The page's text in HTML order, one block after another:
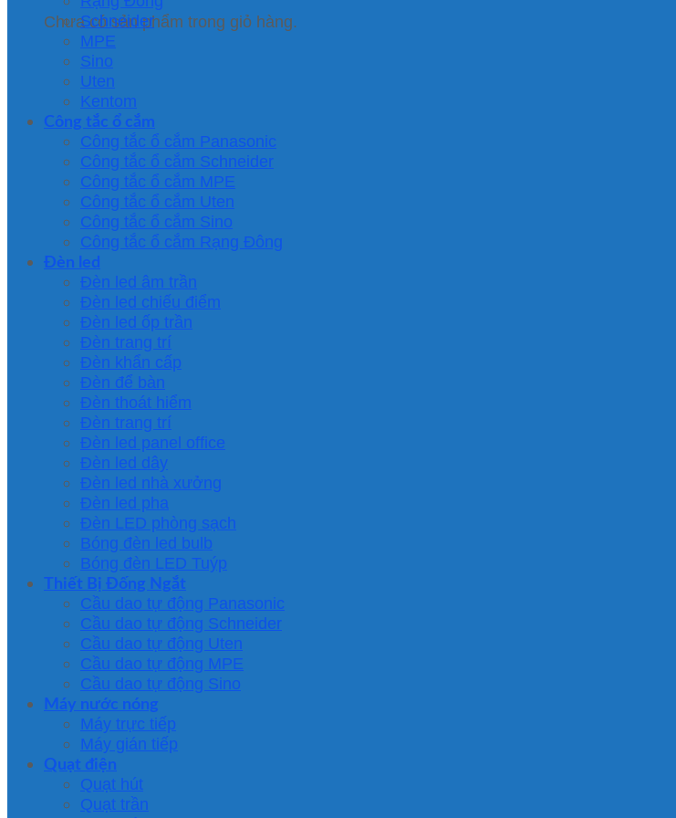
Chưa có sản phẩm trong giỏ hàng.
Schneider
MPE
Sino
Uten
Kentom
Công tắc ổ cắm
Công tắc ổ cắm Panasonic
Công tắc ổ cắm Schneider
Công tắc ổ cắm MPE
Công tắc ổ cắm Uten
Công tắc ổ cắm Sino
Công tắc ổ cắm Rạng Đông
Đèn led
Đèn led âm trần
Đèn led chiếu điểm
Đèn led ốp trần
Đèn trang trí
Đèn khẩn cấp
Đèn để bàn
Đèn thoát hiểm
Đèn trang trí
Đèn led panel office
Đèn led dây
Đèn led nhà xưởng
Đèn led pha
Đèn LED phòng sạch
Bóng đèn led bulb
Bóng đèn LED Tuýp
Thiết Bị Đống Ngắt
Cầu dao tự động Panasonic
Cầu dao tự động Schneider
Cầu dao tự động Uten
Cầu dao tự động MPE
Cầu dao tự động Sino
Máy nước nóng
Máy trực tiếp
Máy gián tiếp
Quạt điện
Quạt hút
Quạt trần